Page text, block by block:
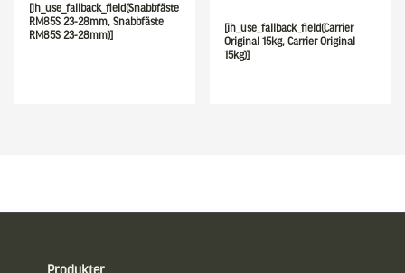
[ih_use_fallback_field(Snabbfäste
RM85S 23-28mm, Snabbfäste
RM85S 23-28mm)]
[ih_use_fallback_field(Carrier
Original 15kg, Carrier Original
15kg)]
Produkter